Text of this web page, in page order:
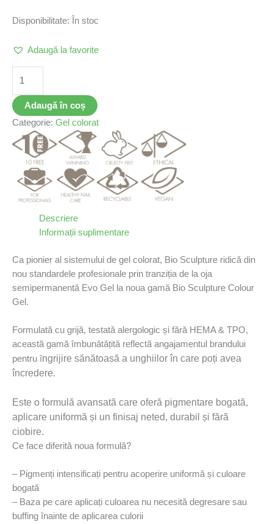
Disponibilitate: În stoc
Adaugă la favorite
Adaugă în coș
Categorie: Gel colorat
Descriere
Informații suplimentare
Ca pionier al sistemului de gel colorat, Bio Sculpture ridică din
nou standardele profesionale prin tranziția de la oja
semipermanentǎ Evo Gel la noua gamă Bio Sculpture Colour
Gel.
Formulată cu grijă, testată alergologic și fără HEMA & TPO,
această gamă îmbunǎtǎțitǎ reflectă angajamentul brandului
pentru îngrijire sănătoasă a unghiilor în care poți avea
încredere.
Este o formulă avansată care oferă pigmentare bogată,
aplicare uniformă și un finisaj neted, durabil și fără
ciobire.
Ce face diferită noua formulă?
– Pigmenți intensificați pentru acoperire uniformă și culoare
bogatǎ
– Baza pe care aplicați culoarea nu necesită degresare sau
buffing înainte de aplicarea culorii